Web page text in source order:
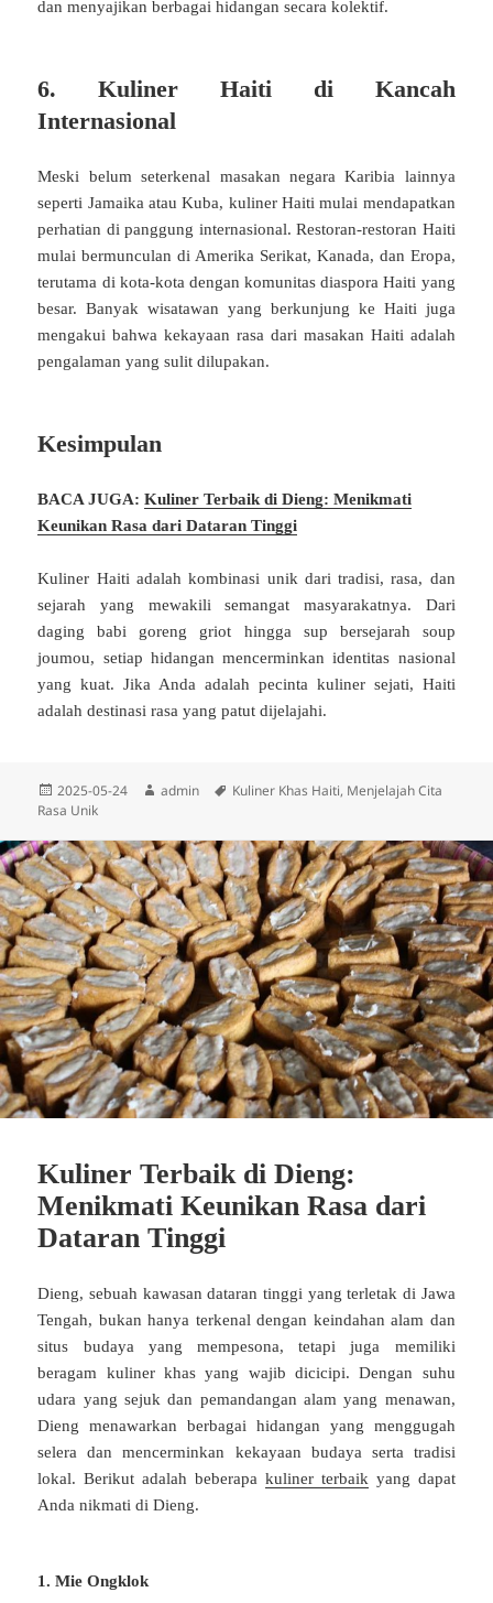
dan menyajikan berbagai hidangan secara kolektif.
6. Kuliner Haiti di Kancah
Internasional
Meski belum seterkenal masakan negara Karibia lainnya
seperti Jamaika atau Kuba, kuliner Haiti mulai mendapatkan
perhatian di panggung internasional. Restoran-restoran Haiti
mulai bermunculan di Amerika Serikat, Kanada, dan Eropa,
terutama di kota-kota dengan komunitas diaspora Haiti yang
besar. Banyak wisatawan yang berkunjung ke Haiti juga
mengakui bahwa kekayaan rasa dari masakan Haiti adalah
pengalaman yang sulit dilupakan.
Kesimpulan
BACA JUGA:Kuliner Terbaik di Dieng: Menikmati
Keunikan Rasa dari Dataran Tinggi
Kuliner Haiti adalah kombinasi unik dari tradisi, rasa, dan
sejarah yang mewakili semangat masyarakatnya. Dari
daging babi goreng griot hingga sup bersejarah soup
joumou, setiap hidangan mencerminkan identitas nasional
yang kuat. Jika Anda adalah pecinta kuliner sejati, Haiti
adalah destinasi rasa yang patut dijelajahi.
Diposkan
pada
2025-05-24 Penulis
admin Tag
Kuliner Khas Haiti, Menjelajah Cita
Rasa Unik
Kuliner Terbaik di Dieng:
Menikmati Keunikan Rasa dari
Dataran Tinggi
Dieng, sebuah kawasan dataran tinggi yang terletak di Jawa
Tengah, bukan hanya terkenal dengan keindahan alam dan
situs budaya yang mempesona, tetapi juga memiliki
beragam kuliner khas yang wajib dicicipi. Dengan suhu
udara yang sejuk dan pemandangan alam yang menawan,
Dieng menawarkan berbagai hidangan yang menggugah
selera dan mencerminkan kekayaan budaya serta tradisi
lokal. Berikut adalah beberapa kuliner terbaik yang dapat
Anda nikmati di Dieng.
1. Mie Ongklok